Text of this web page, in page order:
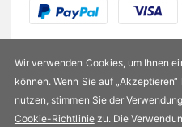
Wir verwenden Cookies, um Ihnen
können. Wenn Sie auf
nutzen, stimmen Sie der
Cookie-Richtliniezu. Die